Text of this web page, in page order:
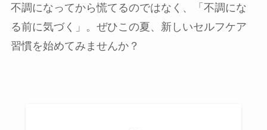
不調になってから慌てるのではなく、「不調にな
る前に気づく」。ぜひこの夏、新しいセルフケア
習慣を始めてみませんか？